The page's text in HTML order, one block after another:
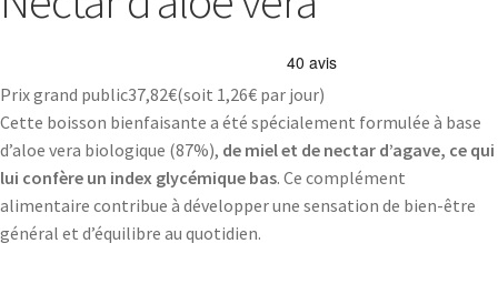
Prix grand public37,82€(soit 1,26€ par jour)
Cette boisson bienfaisante a été spécialement formulée à base
d’aloe vera biologique (87%), de miel et de nectar d’agave, ce qui
lui confère un index glycémique bas. Ce complément
alimentaire contribue à développer une sensation de bien-être
général et d’équilibre au quotidien.